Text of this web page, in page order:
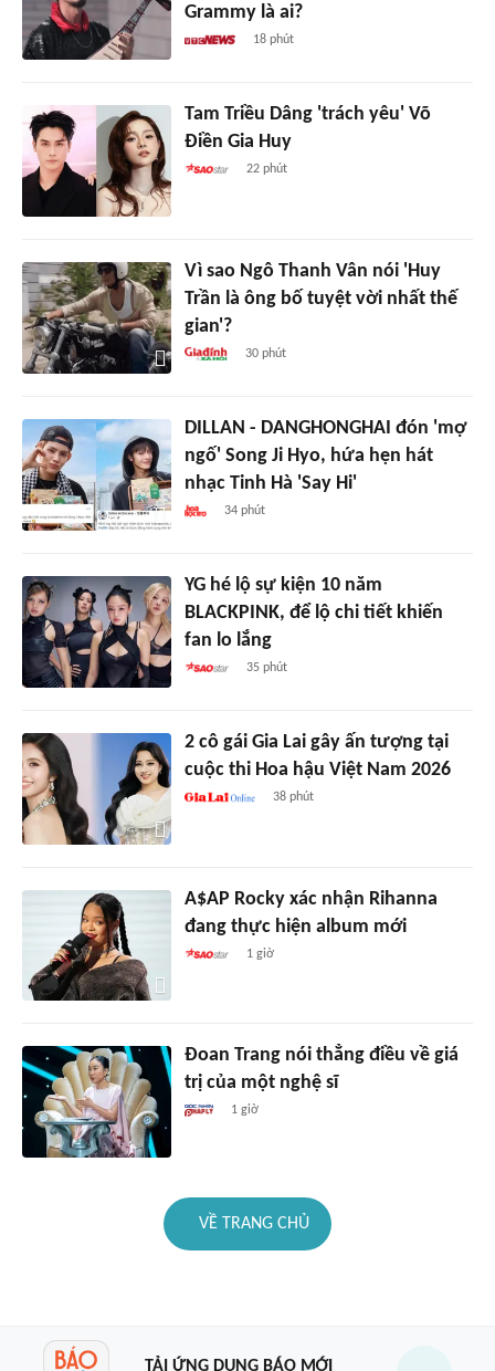
Grammy là ai?
18 phút
Tam Triều Dâng 'trách yêu' Võ
Điền Gia Huy
22 phút
Vì sao Ngô Thanh Vân nói 'Huy
Trần là ông bố tuyệt vời nhất thế
gian'?
30 phút
DILLAN - DANGHONGHAI đón 'mợ
ngố' Song Ji Hyo, hứa hẹn hát
nhạc Tinh Hà 'Say Hi'
34 phút
YG hé lộ sự kiện 10 năm
BLACKPINK, để lộ chi tiết khiến
fan lo lắng
35 phút
2 cô gái Gia Lai gây ấn tượng tại
cuộc thi Hoa hậu Việt Nam 2026
38 phút
A$AP Rocky xác nhận Rihanna
đang thực hiện album mới
1 giờ
Đoan Trang nói thẳng điều về giá
trị của một nghệ sĩ
1 giờ
VỀ TRANG CHỦ
TẢI ỨNG DỤNG BÁO MỚI